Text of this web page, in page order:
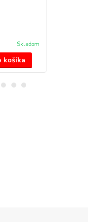
Skladom
košíka